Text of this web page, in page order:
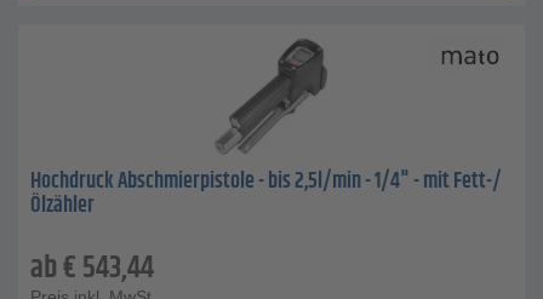
Hochdruck Abschmierpistole - bis 2,5l/min - 1/4" - mit Fett-/
Ölzähler
ab€543,44